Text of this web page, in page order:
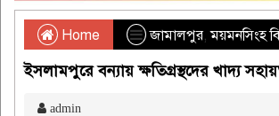
Home জামালপুর,ময়মনসিংহ
ইসলামপুরে বন্যায় ক্ষতিগ্রস্থদের খাদ্য
admin